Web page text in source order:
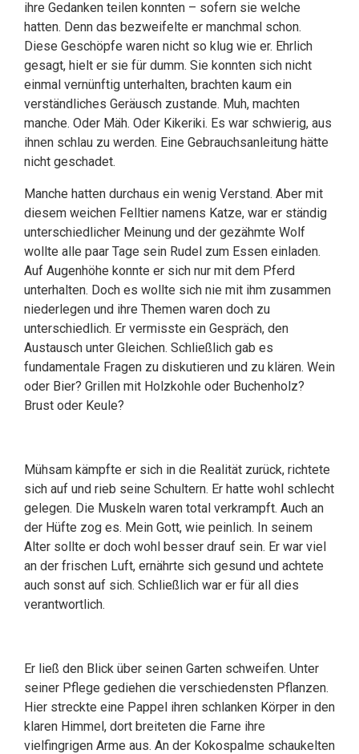
ihre Gedanken teilen konnten – sofern sie welche
hatten. Denn das bezweifelte er manchmal schon.
Diese Geschöpfe waren nicht so klug wie er. Ehrlich
gesagt, hielt er sie für dumm. Sie konnten sich nicht
einmal vernünftig unterhalten, brachten kaum ein
verständliches Geräusch zustande. Muh, machten
manche. Oder Mäh. Oder Kikeriki. Es war schwierig, aus
ihnen schlau zu werden. Eine Gebrauchsanleitung hätte
nicht geschadet.
Manche hatten durchaus ein wenig Verstand. Aber mit
diesem weichen Felltier namens Katze, war er ständig
unterschiedlicher Meinung und der gezähmte Wolf
wollte alle paar Tage sein Rudel zum Essen einladen.
Auf Augenhöhe konnte er sich nur mit dem Pferd
unterhalten. Doch es wollte sich nie mit ihm zusammen
niederlegen und ihre Themen waren doch zu
unterschiedlich. Er vermisste ein Gespräch, den
Austausch unter Gleichen. Schließlich gab es
fundamentale Fragen zu diskutieren und zu klären. Wein
oder Bier? Grillen mit Holzkohle oder Buchenholz?
Brust oder Keule?
Mühsam kämpfte er sich in die Realität zurück, richtete
sich auf und rieb seine Schultern. Er hatte wohl schlecht
gelegen. Die Muskeln waren total verkrampft. Auch an
der Hüfte zog es. Mein Gott, wie peinlich. In seinem
Alter sollte er doch wohl besser drauf sein. Er war viel
an der frischen Luft, ernährte sich gesund und achtete
auch sonst auf sich. Schließlich war er für all dies
verantwortlich.
Er ließ den Blick über seinen Garten schweifen. Unter
seiner Pflege gediehen die verschiedensten Pflanzen.
Hier streckte eine Pappel ihren schlanken Körper in den
klaren Himmel, dort breiteten die Farne ihre
vielfingrigen Arme aus. An der Kokospalme schaukelten